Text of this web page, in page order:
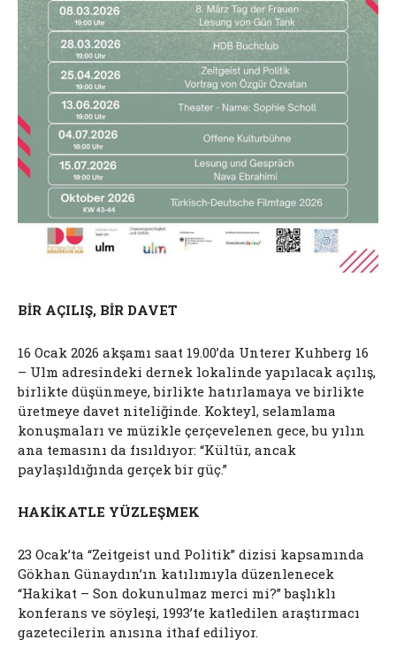
BİR AÇILIŞ, BİR DAVET
16 Ocak 2026 akşamı saat 19.00’da Unterer Kuhberg 16
– Ulm adresindeki dernek lokalinde yapılacak açılış,
birlikte düşünmeye, birlikte hatırlamaya ve birlikte
üretmeye davet niteliğinde. Kokteyl, selamlama
konuşmaları ve müzikle çerçevelenen gece, bu yılın
ana temasını da fısıldıyor: “Kültür, ancak
paylaşıldığında gerçek bir güç.”
HAKİKATLE YÜZLEŞMEK
23 Ocak’ta “Zeitgeist und Politik” dizisi kapsamında
Gökhan Günaydın’ın katılımıyla düzenlenecek
“Hakikat – Son dokunulmaz merci mi?” başlıklı
konferans ve söyleşi, 1993’te katledilen araştırmacı
gazetecilerin anısına ithaf ediliyor.